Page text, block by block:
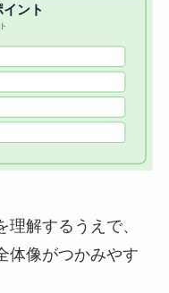
解するうえで、
体像がつかみやす